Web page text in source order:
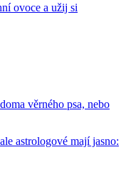
ovoce a užij si
věrného psa, nebo
astrologové mají jasno: